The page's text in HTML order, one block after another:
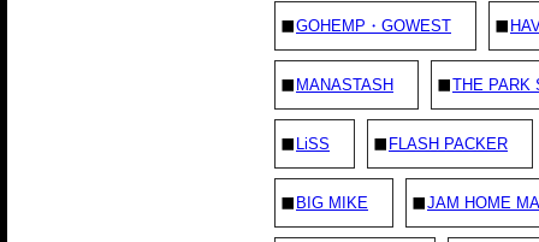
GOHEMP・GOWEST
MANASTASH THE PARK
LiSS FLASH PACKER
BIG MIKE JAM HOME